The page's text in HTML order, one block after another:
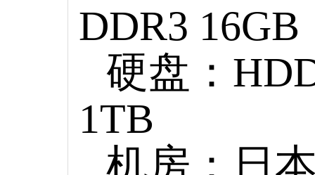
DDR3 16GB
硬盘：
1TB
机房：日